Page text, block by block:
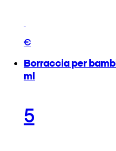
€
Borraccia per
ml
5